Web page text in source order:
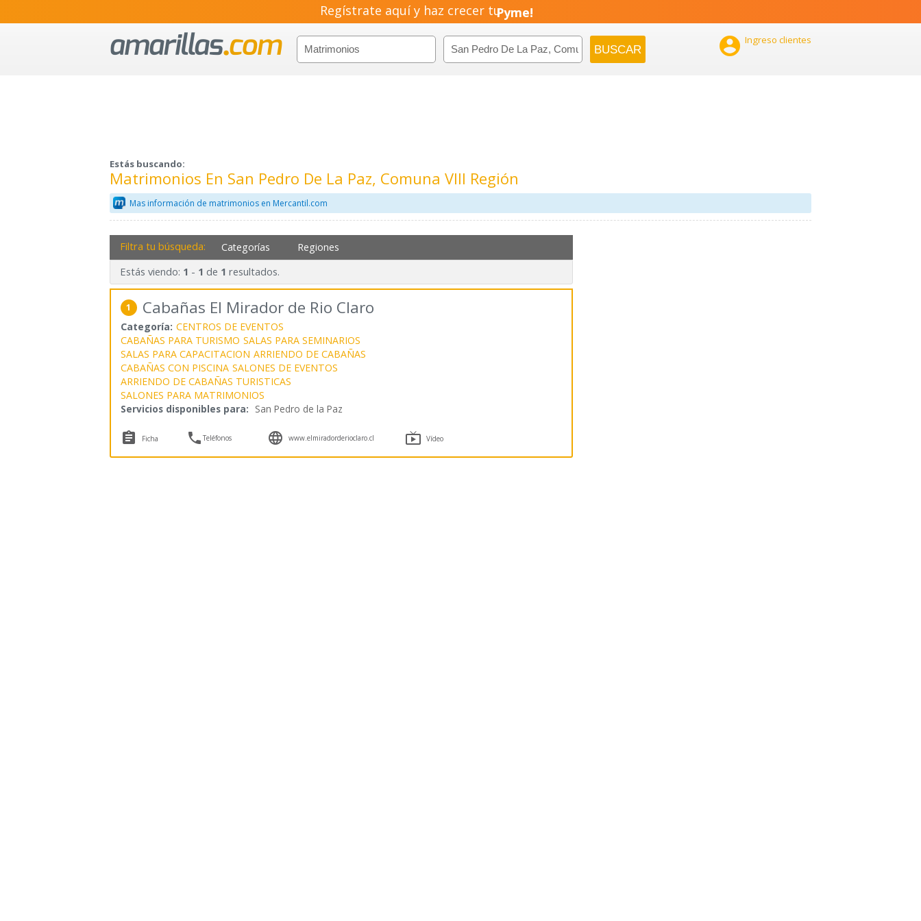
Regístrate aquí y haz crecer tuNegocio!
Pyme!
Emprendimiento!
 Ingreso clientes
Estás buscando:
Matrimonios En San Pedro De La Paz, Comuna VIII Región
Mas información de matrimonios en Mercantil.com
Filtra tu búsqueda: Categorías Regiones
Estás viendo: 1 - 1 de 1 resultados.
1 Cabañas El Mirador de Rio Claro
Categoría: CENTROS DE EVENTOS
CABAÑAS PARA TURISMO SALAS PARA SEMINARIOS
SALAS PARA CAPACITACION ARRIENDO DE CABAÑAS
CABAÑAS CON PISCINA SALONES DE EVENTOS
ARRIENDO DE CABAÑAS TURISTICAS
SALONES PARA MATRIMONIOS
Servicios disponibles para: San Pedro de la Paz
 Ficha Teléfonos  www.elmiradorderioclaro.cl  Vídeo